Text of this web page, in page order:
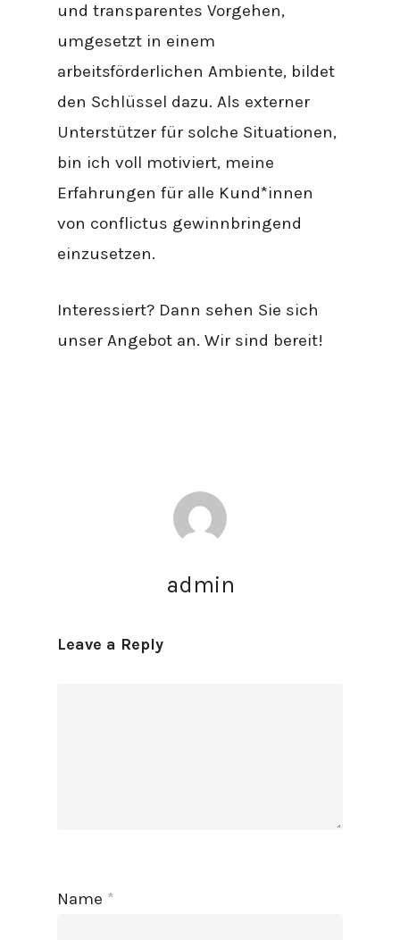
und transparentes Vorgehen,
umgesetzt in einem
arbeitsförderlichen Ambiente, bildet
den Schlüssel dazu. Als externer
Unterstützer für solche Situationen,
bin ich voll motiviert, meine
Erfahrungen für alle Kund*innen
von conflictus gewinnbringend
einzusetzen.
Interessiert? Dann sehen Sie sich
unser Angebot an. Wir sind bereit!
admin
Leave a Reply
Name *